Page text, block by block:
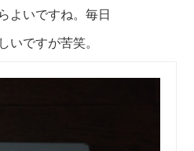
よいですね。毎日
いですが苦笑。